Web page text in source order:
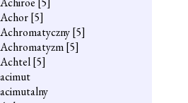
Achor[5]
Achromatyczny[5]
Achromatyzm[5]
Achtel[5]
acimut
acimutalny